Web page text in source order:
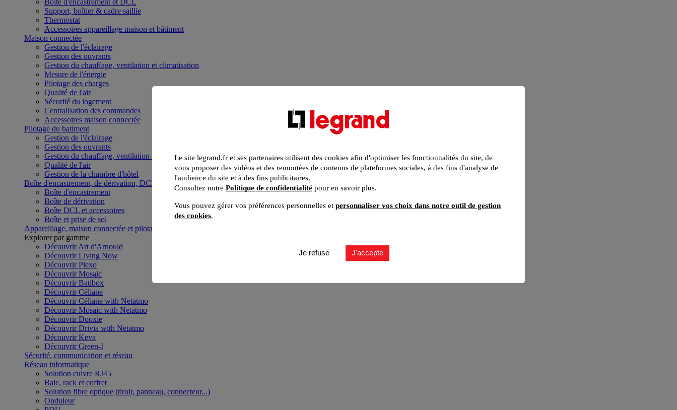
Boîte d'encastrement et DCL
Support, boîtier & cadre saillie
Thermostat
Accessoires appareillage maison et bâtiment
Maison connectée
Gestion de l'éclairage
Gestion des ouvrants
Gestion du chauffage, ventilation et climatisation
Mesure de l'énergie
Pilotage des charges
Qualité de l'air
Sécurité du logement
Centralisation des commandes
Accessoires maison connectée
Pilotage du batiment
Gestion de l'éclairage
Gestion des ouvrants
Gestion du chauffage, ventilation et climatisation
Qualité de l'air
Gestion de la chambre d'hôtel
Boîte d'encastrement, de dérivation, DCL et boîte de sol
Boîte d'encastrement
Boîte de dérivation
Boîte DCL et accessoires
Boîte et prise de sol
Appareillage, maison connectée et pilotage du bâtiment
Explorer par gamme
Découvrir Art d'Arnould
Découvrir Living Now
Découvrir Plexo
Découvrir Mosaic
Découvrir Batibox
Découvrir Céliane
Découvrir Céliane with Netatmo
Découvrir Mosaic with Netatmo
Découvrir Dooxie
Découvrir Drivia with Netatmo
Découvrir Keva
Découvrir Green-I
Sécurité, communication et réseau
Réseau informatique
Solution cuivre RJ45
Baie, rack et coffret
Solution fibre optique (tiroir, panneau, connecteur...)
Onduleur
Le site legrand.fr et ses partenaires utilisent des cookies afin d'optimiser les fonctionnalités du site, de
vous proposer des vidéos et des remontées de contenus de plateformes sociales, à des fins d'analyse de
l'audience du site et à des fins publicitaires.
Consultez notre Politique de confidentialité pour en savoir plus.
Vous pouvez gérer vos préférences personnelles et personnaliser vos choix dans notre outil de gestion
des cookies.
Je refuse J'accepte